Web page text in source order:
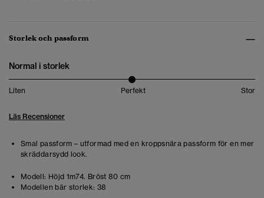
Storlek och passform
Normal i storlek
Liten Perfekt Stor
Läs Recensioner
Smal passform – utformad med en kroppsnära passform för en mer
skräddarsydd look.
Modell: Höjd 1m74. Bröst 80 cm
Modellen bär storlek: 38